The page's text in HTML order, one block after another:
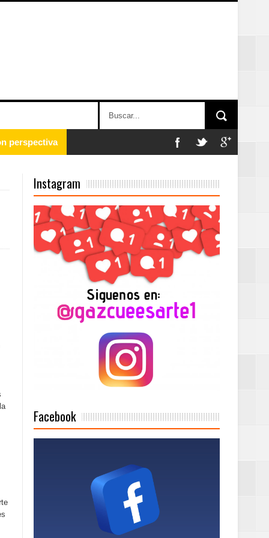
la clausura
París
Rock Café
Pymes
Café Santo
salida de RD
Instagram
Facebook